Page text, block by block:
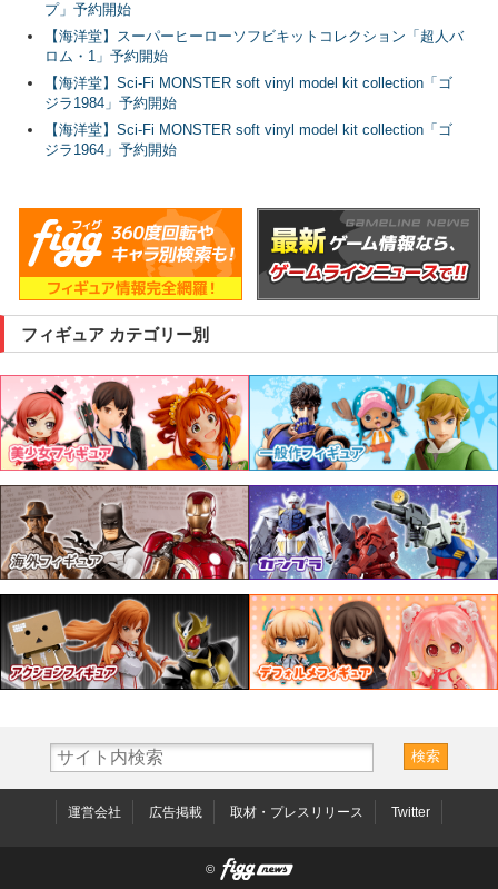
プ」予約開始
【海洋堂】スーパーヒーローソフビキットコレクション「超人バ
ロム・1」予約開始
【海洋堂】Sci-Fi MONSTER soft vinyl model kit collection「ゴ
ジラ1984」予約開始
【海洋堂】Sci-Fi MONSTER soft vinyl model kit collection「ゴ
ジラ1964」予約開始
フィギュア カテゴリー別
運営会社 広告掲載 取材・プレスリリース Twitter
©